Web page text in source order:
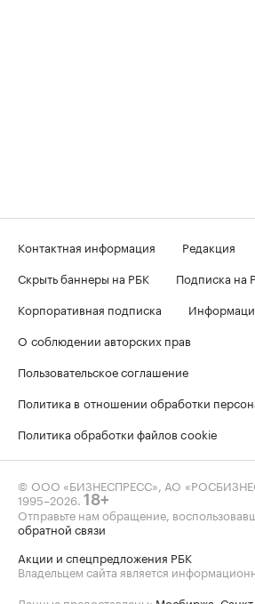
Контактная информация
Редакция
Скрыть баннеры на РБК
Подписка на
Корпоративная подписка
О соблюдении авторских прав
Пользовательское соглашение
Политика в отношении обработки
Политика обработки файлов cookie
© ООО «БИЗНЕСПРЕСС», АО
1995–2026. 18+
Отправьте нам обращение,
обратной связи
Акции и спецпредложения РБК
Владельцем сайта является